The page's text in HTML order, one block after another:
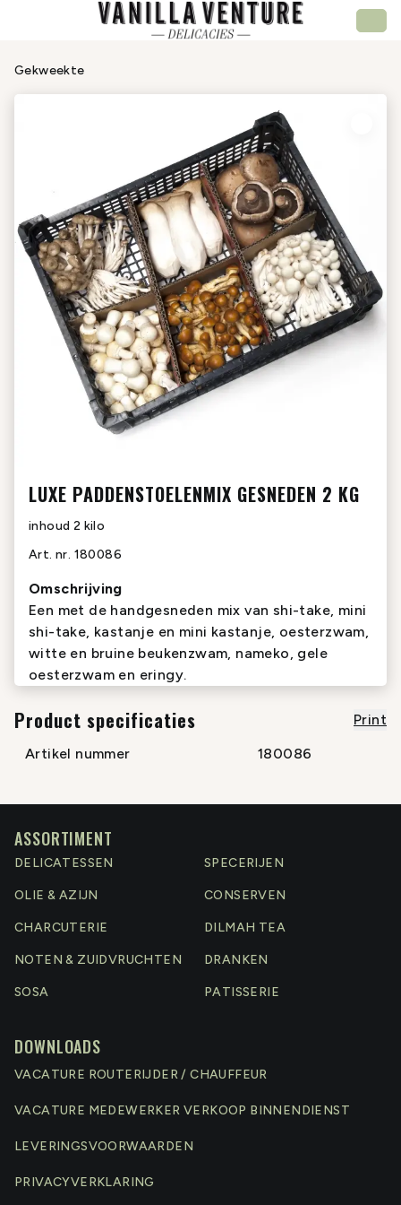
Gekweekte
LUXE PADDENSTOELENMIX GESNEDEN 2 KG
inhoud 2 kilo
Art. nr. 180086
Omschrijving
Een met de handgesneden mix van shi-take, mini
shi-take, kastanje en mini kastanje, oesterzwam,
witte en bruine beukenzwam, nameko, gele
oesterzwam en eringy.
Product specificaties
Print
Artikel nummer
180086
ASSORTIMENT
DELICATESSEN SPECERIJEN
OLIE & AZIJN CONSERVEN
CHARCUTERIE DILMAH TEA
NOTEN & ZUIDVRUCHTEN DRANKEN
SOSA PATISSERIE
DOWNLOADS
VACATURE ROUTERIJDER / CHAUFFEUR
VACATURE MEDEWERKER VERKOOP BINNENDIENST
LEVERINGSVOORWAARDEN
PRIVACYVERKLARING